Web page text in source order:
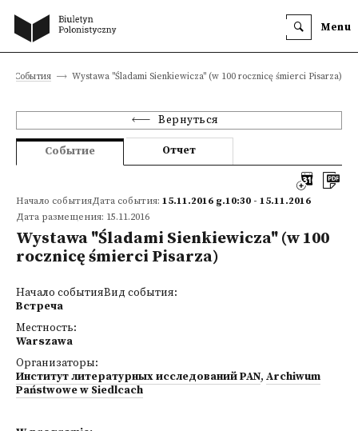
Menu
События Wystawa "Śladami Sienkiewicza" (w 100 rocznicę śmierci Pisarza)
Вернуться
Событие Отчет
Начало событияДата события: 15.11.2016 g.10:30 - 15.11.2016
Дата размещения: 15.11.2016
Wystawa "Śladami Sienkiewicza" (w 100
rocznicę śmierci Pisarza)
Начало событияВид события:
Встреча
Местность:
Warszawa
Организаторы:
Институт литературных исследований PAN, Archiwum
Państwowe w Siedlcach